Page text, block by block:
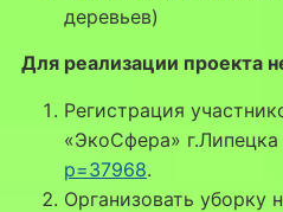
деревьев)
Для реализации проекта
Регистрация
«ЭкоСфера» г.Липецка
p=37968.
Организовать уборку